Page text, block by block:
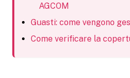
AGCOM
Guasti: come vengono
Come verificare la